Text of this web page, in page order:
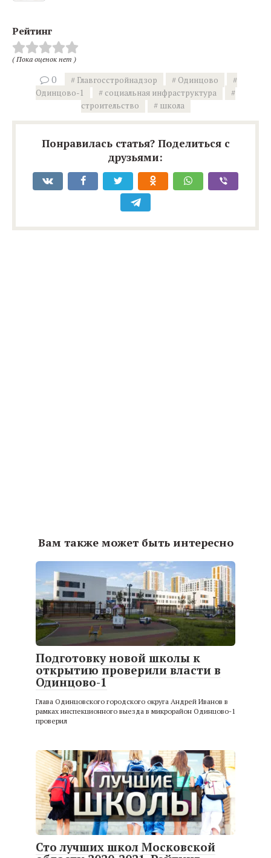
Рейтинг
( Пока оценок нет )
0 Главгосстройнадзор
Одинцово
Одинцово-1
социальная инфраструктура
строительство
школа
Понравилась статья? Поделиться с
друзьями:
Вам также может быть интересно
Подготовку новой школы к
открытию проверили власти в
Одинцово-1
Глава Одинцовского городского округа Андрей Иванов в
рамках инспекционного выезда в микрорайон Одинцово-1
проверил
Сто лучших школ Московской